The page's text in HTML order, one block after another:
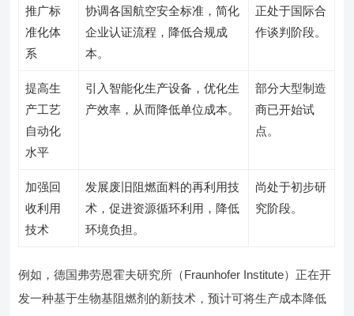
推广标
准化体
系
协调各国航空安全标准，简化
企业认证流程，降低合规成
本。
正处于国际合
作谈判阶段。
提高生
产工艺
自动化
水平
引入智能化生产设备，优化生
产效率，从而降低单位成本。
部分大型制造
商已开始试
点。
加强回
收利用
技术
发展废旧阻燃面料的再利用技
术，促进资源循环利用，降低
环境负担。
尚处于初步研
究阶段。
例如，德国弗劳恩霍夫研究所（Fraunhofer Institute）正在开
发一种基于生物基阻燃剂的新技术，预计可将生产成本降低